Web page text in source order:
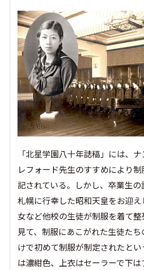
「北星学園八十年誌稿」には、
レフォード先生のすすめにより
記されている。しかし、卒業生の
札幌に行幸した昭和天皇をお迎
女など他校の生徒が制服を着て整
見て、制服にあこがれた生徒た
けで初めて制服が制定されたと
は濃紺色、上衣はセーラーで下